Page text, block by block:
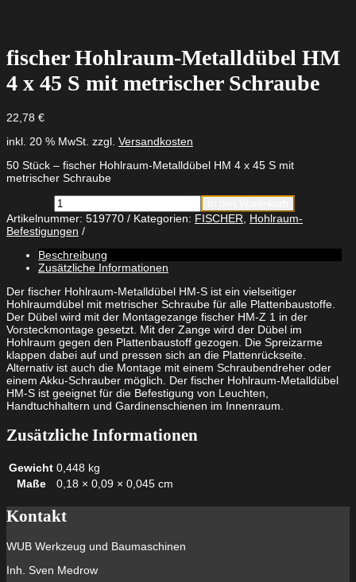
fischer Hohlraum-Metalldübel HM
4 x 45 S mit metrischer Schraube
22,78 €
inkl. 20 % MwSt. zzgl. Versandkosten
50 Stück – fischer Hohlraum-Metalldübel HM 4 x 45 S mit
metrischer Schraube
fischer
Hohlraum-
Metalldübel
HM
4
x
45
S
mit
metrischer
Schraube
Menge
Artikelnummer: 519770 Kategorien: FISCHER
Hohlraum-
Befestigungen
Beschreibung
Zusätzliche Informationen
Der fischer Hohlraum-Metalldübel HM-S ist ein vielseitiger
Hohlraumdübel mit metrischer Schraube für alle Plattenbaustoffe.
Der Dübel wird mit der Montagezange fischer HM-Z 1 in der
Vorsteckmontage gesetzt. Mit der Zange wird der Dübel im
Hohlraum gegen den Plattenbaustoff gezogen. Die Spreizarme
klappen dabei auf und pressen sich an die Plattenrückseite.
Alternativ ist auch die Montage mit einem Schraubendreher oder
einem Akku-Schrauber möglich. Der fischer Hohlraum-Metalldübel
HM-S ist geeignet für die Befestigung von Leuchten,
Handtuchhaltern und Gardinenschienen im Innenraum.
Zusätzliche Informationen
Gewicht 0,448 kg
Maße
0,18 × 0,09 × 0,045 cm
Kontakt
WUB Werkzeug und Baumaschinen
Inh. Sven Medrow